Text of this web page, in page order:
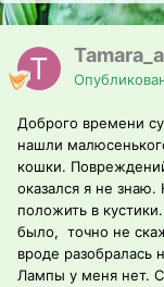
Доброго времени
нашли
кошки.
оказался я не знаю.
положить в
было, точно не
вроде
Лампы у меня нет.